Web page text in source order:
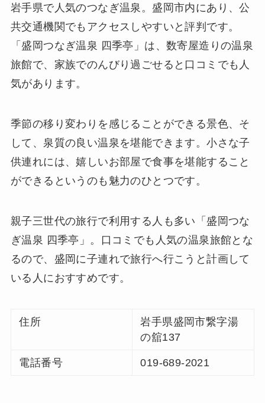
岩手県で人気のつなぎ温泉。盛岡市内にあり、公
共交通機関でもアクセスしやすいと評判です。
「盛岡つなぎ温泉 四季亭」は、数寄屋造りの温泉
旅館で、家族でのんびり過ごせると口コミでも人
気があります。
季節の移り変わりを感じることができる景色、そ
して、泉質の良い温泉を堪能できます。小さな子
供連れには、嬉しいお部屋で食事を堪能すること
ができるというのも魅力のひとつです。
親子三世代の旅行で利用する人も多い「盛岡つな
ぎ温泉 四季亭」。口コミでも人気の温泉旅館とな
るので、盛岡に子連れで旅行へ行こうと計画して
いる人におすすめです。
住所
岩手県盛岡市繋字湯
の舘137
電話番号 019-689-2021